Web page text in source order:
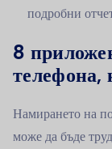
подробни
8
телефона,
Намирането на
може да бъде